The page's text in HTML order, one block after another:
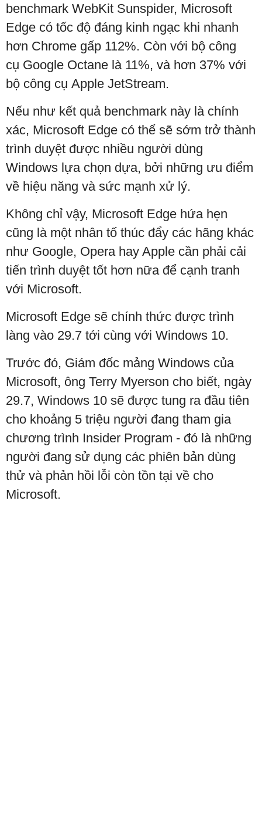
benchmark WebKit Sunspider, Microsoft
Edge có tốc độ đáng kinh ngạc khi nhanh
hơn Chrome gấp 112%. Còn với bộ công
cụ Google Octane là 11%, và hơn 37% với
bộ công cụ Apple JetStream.
Nếu như kết quả benchmark này là chính
xác, Microsoft Edge có thể sẽ sớm trở thành
trình duyệt được nhiều người dùng
Windows lựa chọn dựa, bởi những ưu điểm
về hiệu năng và sức mạnh xử lý.
Không chỉ vậy, Microsoft Edge hứa hẹn
cũng là một nhân tố thúc đẩy các hãng khác
như Google, Opera hay Apple cần phải cải
tiến trình duyệt tốt hơn nữa để cạnh tranh
với Microsoft.
Microsoft Edge sẽ chính thức được trình
làng vào 29.7 tới cùng với Windows 10.
Trước đó, Giám đốc mảng Windows của
Microsoft, ông Terry Myerson cho biết, ngày
29.7, Windows 10 sẽ được tung ra đầu tiên
cho khoảng 5 triệu người đang tham gia
chương trình Insider Program - đó là những
người đang sử dụng các phiên bản dùng
thử và phản hồi lỗi còn tồn tại về cho
Microsoft.